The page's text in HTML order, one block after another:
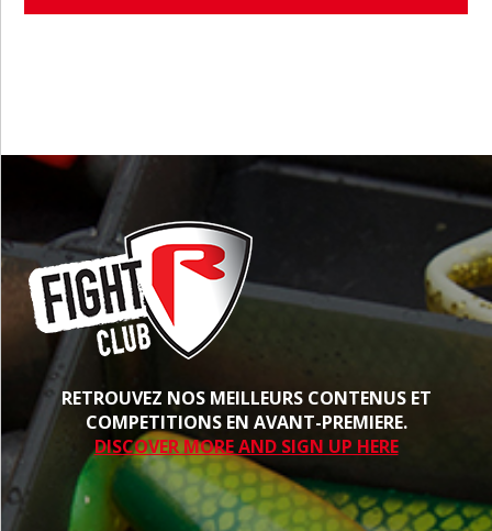
RETROUVEZ NOS MEILLEURS CONTENUS ET
COMPETITIONS EN AVANT-PREMIERE.
DISCOVER MORE AND SIGN UP HERE